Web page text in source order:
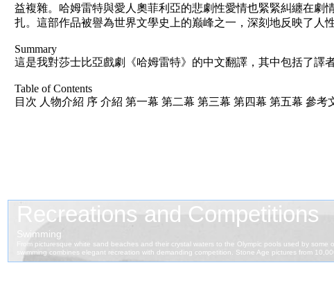
益複雜。哈姆雷特與愛人奧菲利亞的悲劇性愛情也緊緊糾纏在
扎。這部作品被譽為世界文學史上的巅峰之一，深刻地反映了人
Summary
這是我對莎士比亞戲劇《哈姆雷特》的中文翻譯，其中包括了譯
Table of Contents
目次 人物介紹 序 介紹 第一幕 第二幕 第三幕 第四幕 第五幕 參考